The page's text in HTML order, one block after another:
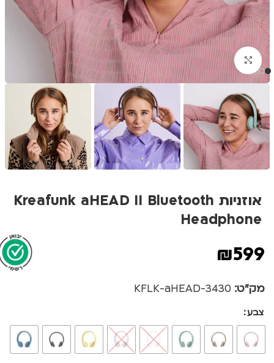
לחצו להגדלה
אוזניות Kreafunk aHEAD II Bluetooth
Headphone
₪599
מק"ט: 3430-KFLK-aHEAD
צבע